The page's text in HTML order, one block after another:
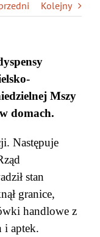
Kolejny
Mszy
domach.
Następuje
stan
granice,
handlowe z
i aptek.